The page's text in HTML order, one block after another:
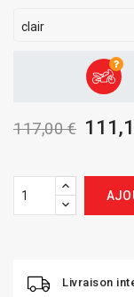
117,00 €
Livraison